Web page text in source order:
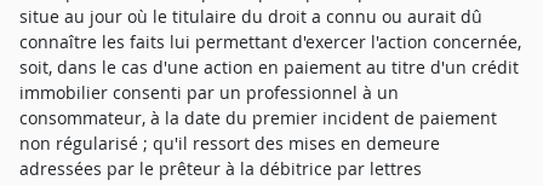
situe au jour où le titulaire du droit a connu ou aurait dû
connaître les faits lui permettant d'exercer l'action concernée,
soit, dans le cas d'une action en paiement au titre d'un crédit
immobilier consenti par un professionnel à un
consommateur, à la date du premier incident de paiement
non régularisé ; qu'il ressort des mises en demeure
adressées par le prêteur à la débitrice par lettres